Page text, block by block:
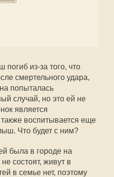
из-за того, что
смертельного удара,
попыталась
случай, но это ей не
является
воспитывается еще
Что будет с ним?
была в городе на
состоят, живут в
в семье нет, поэтому